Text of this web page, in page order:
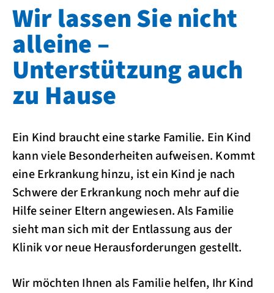
Wir lassen Sie nicht
alleine –
Unterstützung auch
zu Hause
Ein Kind braucht eine starke Familie. Ein Kind
kann viele Besonderheiten aufweisen. Kommt
eine Erkrankung hinzu, ist ein Kind je nach
Schwere der Erkrankung noch mehr auf die
Hilfe seiner Eltern angewiesen. Als Familie
sieht man sich mit der Entlassung aus der
Klinik vor neue Herausforderungen gestellt.
Wir möchten Ihnen als Familie helfen, Ihr Kind